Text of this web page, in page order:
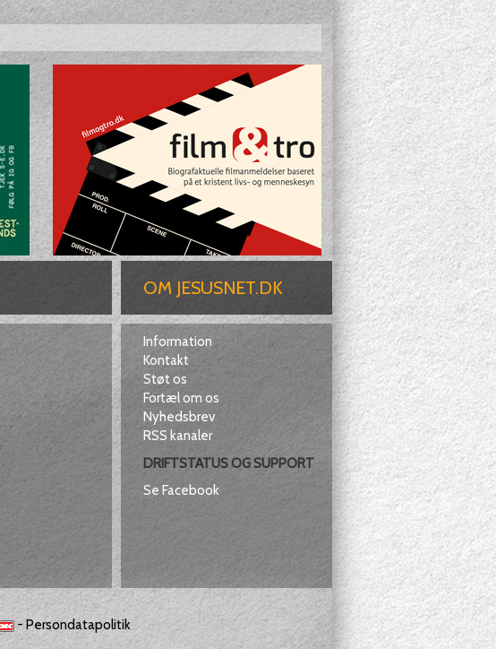
OM JESUSNET.DK
Information
Kontakt
Støt os
Fortæl om os
Nyhedsbrev
RSS kanaler
DRIFTSTATUS OG SUPPORT
Se Facebook
-Persondatapolitik